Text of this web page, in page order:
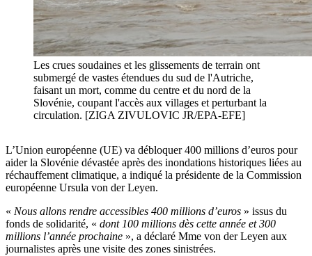
Les crues soudaines et les glissements de terrain ont
submergé de vastes étendues du sud de l'Autriche,
faisant un mort, comme du centre et du nord de la
Slovénie, coupant l'accès aux villages et perturbant la
circulation. [ZIGA ZIVULOVIC JR/EPA-EFE]
L’Union européenne (UE) va débloquer 400 millions d’euros pour
aider la Slovénie dévastée après des inondations historiques liées au
réchauffement climatique, a indiqué la présidente de la Commission
européenne Ursula von der Leyen.
« Nous allons rendre accessibles 400 millions d’euros » issus du
fonds de solidarité, « dont 100 millions dès cette année et 300
millions l’année prochaine », a déclaré Mme von der Leyen aux
journalistes après une visite des zones sinistrées.